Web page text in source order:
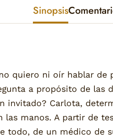
Sinopsis
quiero ni oír hablar de
a propósito de las
invitado? Carlota,
las manos. A partir de
todo, de un médico de